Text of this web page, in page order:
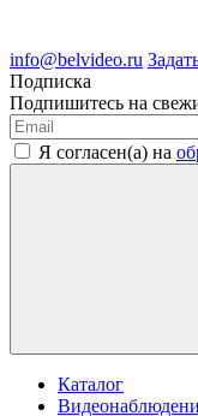
info@belvideo.ru
Подписка
Подпишитесь на
Я согласен(а) на
Каталог